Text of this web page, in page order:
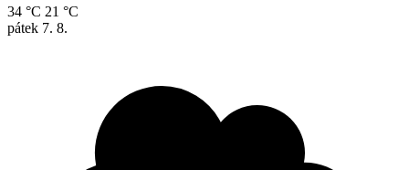
34 °C 21 °C
pátek 7. 8.